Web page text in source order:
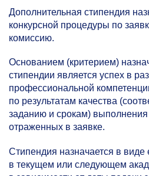
Дополнительная стипендия
конкурсной процедуры по
комиссию.
Основанием (критерием)
стипендии является успех в
профессиональной
по результатам качества
заданию и срокам) выполнения
отраженных в заявке.
Стипендия назначается в
в текущем или следующем